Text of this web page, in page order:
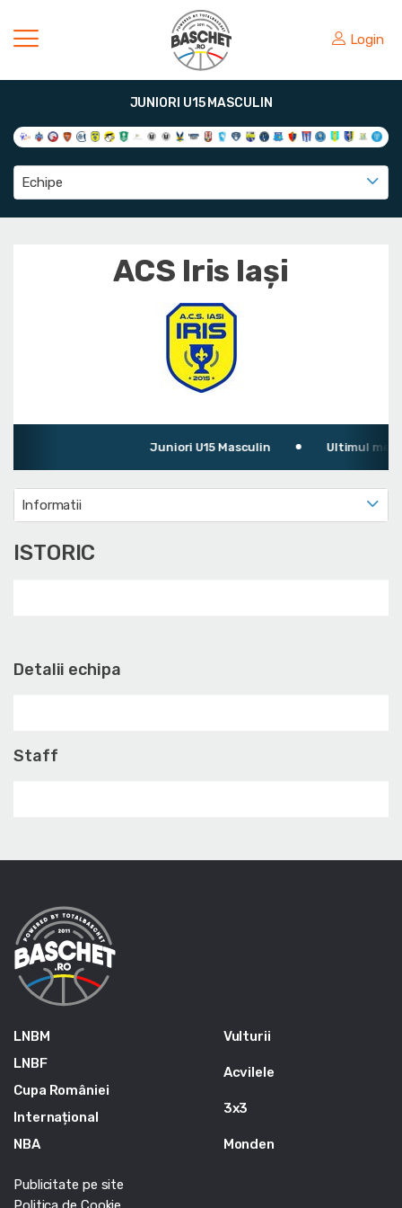
Login
JUNIORI U15 MASCULIN
Echipe
ACS Iris Iași
Juniori U15 Masculin Ultimul meci:
Informatii
ISTORIC
Detalii echipa
Staff
LNBM
LNBF
Cupa României
Internațional
NBA
Vulturii
Acvilele
3x3
Monden
Publicitate pe site